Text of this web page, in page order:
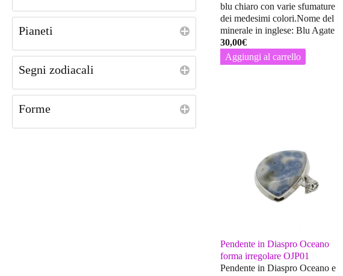
Pianeti
Segni zodiacali
Forme
blu chiaro con varie sfumature
dei medesimi colori.Nome del
minerale in inglese: Blu Agate
30,00€
Aggiungi al carrello
Pendente in Diaspro Oceano
forma irregolare OJP01
Pendente in Diaspro Oceano e